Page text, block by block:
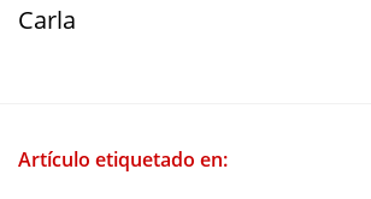
Carla
Artículo etiquetado en: